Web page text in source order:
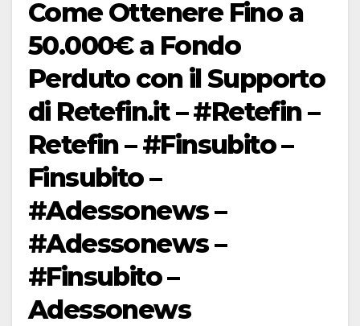
Come Ottenere Fino a
50.000€ a Fondo
Perduto con il Supporto
di Retefin.it – #Retefin –
Retefin – #Finsubito –
Finsubito –
#Adessonews –
#Adessonews –
#Finsubito –
Adessonews